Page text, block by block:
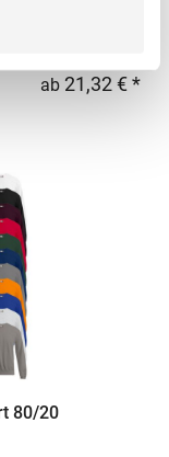
/ 50%
Nr.:
ab 21,32 € *
80/20